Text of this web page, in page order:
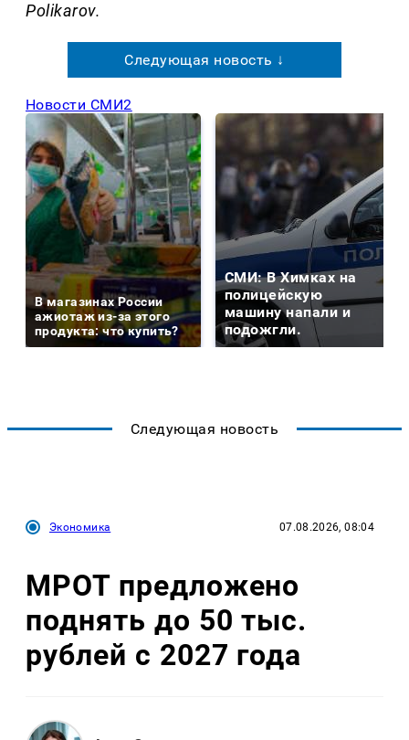
Polikarov.
Следующая новость ↓
Новости СМИ2
В магазинах России
ажиотаж из-за этого
продукта: что купить?
СМИ: В Химках на
полицейскую
машину напали и
подожгли.
Следующая новость
Экономика 07.08.2026, 08:04
МРОТ предложено
поднять до 50 тыс.
рублей с 2027 года